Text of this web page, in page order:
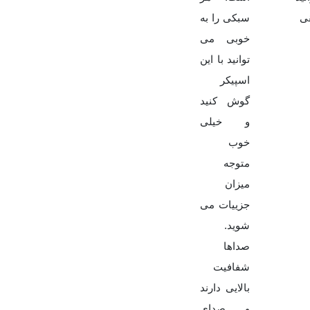
سبکی را به
خوبی می
توانید با این
اسپیکر
گوش کنید
و خیلی
خوب
متوجه
میزان
جزییات می
شوید.
صداها
شفافیت
بالایی دارند